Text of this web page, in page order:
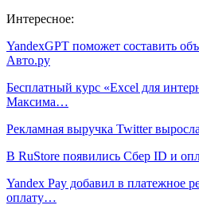
Интересное:
YandexGPT поможет составить
Авто.ру
Бесплатный курс «Excel для
Максима…
Рекламная выручка Twitter
В RuStore появились Сбер ID и
Yandex Pay добавил в платежное
оплату…